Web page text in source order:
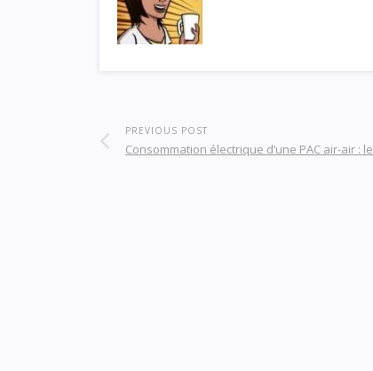
PREVIOUS POST
Consommation électrique d’une PAC air-air :